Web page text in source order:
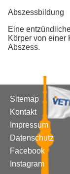
Abszessbildung
Eine
Körper von einer
Abszess.
Sitemap
Kontakt
Impressum
Datenschutz
Facebook
Instagram